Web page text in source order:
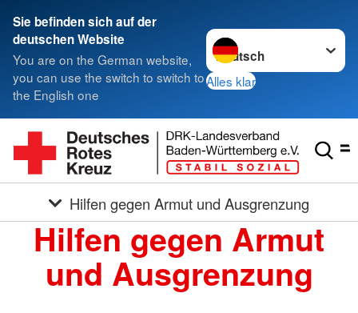
Sie befinden sich auf der
deutschen Website
You are on the German website,
you can use the switch to switch to
the English one
Sprache wechseln zu
Alles klar
Hilfen gegen Armut und Ausgrenzung
Hilfen gegen Armut
und Ausgrenzung